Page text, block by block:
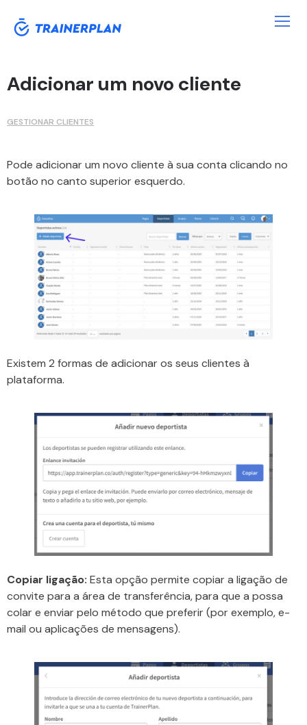
Adicionar um novo cliente
GESTIONAR CLIENTES
Pode adicionar um novo cliente à sua conta clicando no
botão no canto superior esquerdo.
Existem 2 formas de adicionar os seus clientes à
plataforma.
Copiar ligação: Esta opção permite copiar a ligação de
convite para a área de transferência, para que a possa
colar e enviar pelo método que preferir (por exemplo, e-
mail ou aplicações de mensagens).